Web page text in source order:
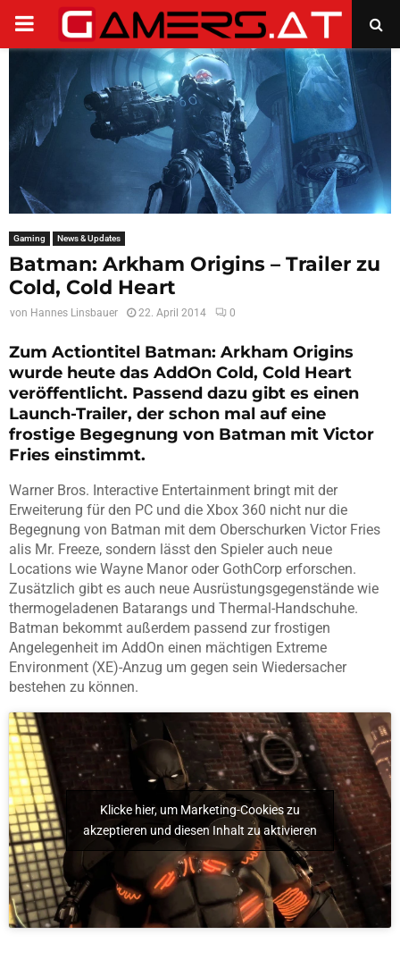
PRIMARY
MENU
Gaming News & Updates
Batman: Arkham Origins – Trailer zu
Cold, Cold Heart
von Hannes Linsbauer 22. April 2014 0
Zum Actiontitel Batman: Arkham Origins
wurde heute das AddOn Cold, Cold Heart
veröffentlicht. Passend dazu gibt es einen
Launch-Trailer, der schon mal auf eine
frostige Begegnung von Batman mit Victor
Fries einstimmt.
Warner Bros. Interactive Entertainment bringt mit der
Erweiterung für den PC und die Xbox 360 nicht nur die
Begegnung von Batman mit dem Oberschurken Victor Fries
alis Mr. Freeze, sondern lässt den Spieler auch neue
Locations wie Wayne Manor oder GothCorp erforschen.
Zusätzlich gibt es auch neue Ausrüstungsgegenstände wie
thermogeladenen Batarangs und Thermal-Handschuhe.
Batman bekommt außerdem passend zur frostigen
Angelegenheit im AddOn einen mächtigen Extreme
Environment (XE)-Anzug um gegen sein Wiedersacher
bestehen zu können.
Klicke hier, um Marketing-Cookies zu
akzeptieren und diesen Inhalt zu aktivieren